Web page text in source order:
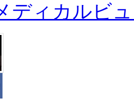
ディカルビ